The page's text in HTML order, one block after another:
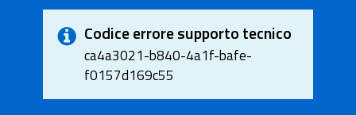
Codice errore supporto tecnico
ca4a3021-b840-4a1f-bafe-
f0157d169c55